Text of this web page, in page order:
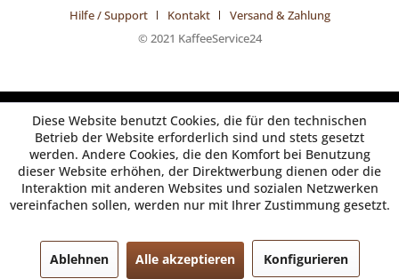
Hilfe / Support Kontakt
Versand & Zahlung
© 2021 KaffeeService24
Diese Website benutzt Cookies, die für den technischen
Betrieb der Website erforderlich sind und stets gesetzt
werden. Andere Cookies, die den Komfort bei Benutzung
dieser Website erhöhen, der Direktwerbung dienen oder die
Interaktion mit anderen Websites und sozialen Netzwerken
vereinfachen sollen, werden nur mit Ihrer Zustimmung gesetzt.
Ablehnen Alle akzeptieren Konfigurieren